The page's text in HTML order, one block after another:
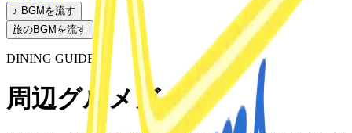
♪ BGMを流す
旅のBGMを流す
DINING GUIDE
周辺グルメガイド